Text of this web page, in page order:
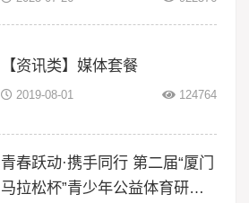
【资讯类】媒体套餐
2019-08-01 124764
青春跃动·携手同行 第二届“厦门
马拉松杯”青少年公益体育研学